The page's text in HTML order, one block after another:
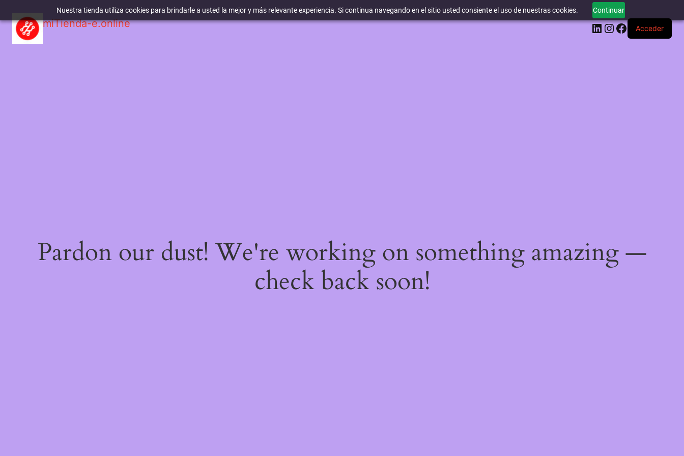
Nuestra tienda utiliza cookies para brindarle a usted la mejor y más relevante experiencia. Si continua navegando en el sitio usted consiente el uso de nuestras cookies. Continuar
miTienda-e.online LinkedIn
Instagram
Facebook
Acceder
Pardon our dust! We're working on something amazing —
check back soon!